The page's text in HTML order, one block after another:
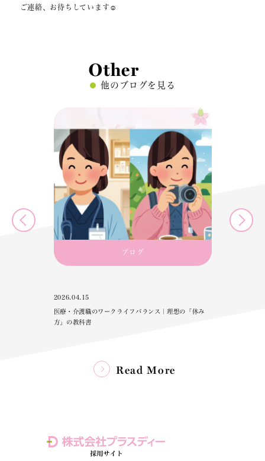
ご連絡、お待ちしています☺
Other
他のブログを見る
ブログ
2026.04.02
4月の配属・体制に違和感？「自分らしく働ける場所」
を再定義する転職術
Read More